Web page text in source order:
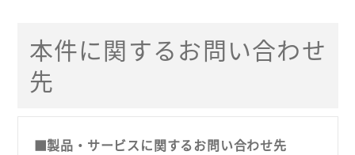
本件に関するお問い合わせ
先
■製品・サービスに関するお問い合わせ先